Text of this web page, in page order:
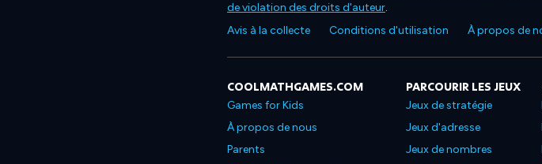
de violation des droits d'auteur.
Avis à la collecte
Conditions d'utilisation À propos de
COOLMATHGAMES.COM
Games for Kids
À propos de nous
Parents
PARCOURIR LES JEUX
Jeux de stratégie
Jeux d'adresse
Jeux de nombres